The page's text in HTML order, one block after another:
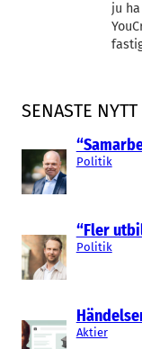
SENASTE NYTT
Politik
“Fler
Politik
Aktier
ju